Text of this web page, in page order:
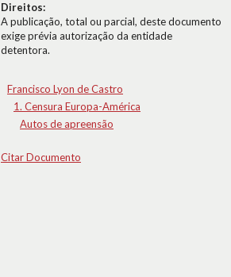
Direitos:
A publicação, total ou parcial, deste documento
exige prévia autorização da entidade
detentora.
Francisco Lyon de Castro
1. Censura Europa-América
Autos de apreensão
Citar Documento